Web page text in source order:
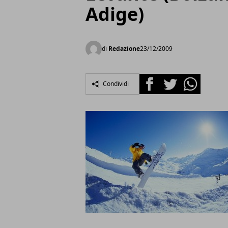
Adige)
di Redazione23/12/2009
Condividi FacebookTwitterWhatsapp